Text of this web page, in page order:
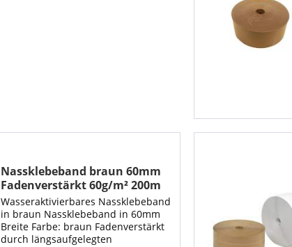
Nassklebeband braun 60mm
Fadenverstärkt 60g/m² 200m
mit 2 Fäden (1 Rolle)
Wasseraktivierbares Nassklebeband
in braun Nassklebeband in 60mm
Breite Farbe: braun Fadenverstärkt
durch längsaufgelegten